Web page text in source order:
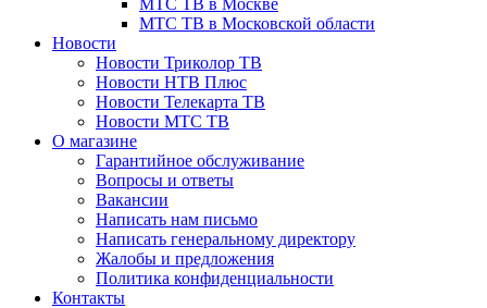
МТС ТВ в Москве
МТС ТВ в Московской области
Новости
Новости Триколор ТВ
Новости НТВ Плюс
Новости Телекарта ТВ
Новости МТС ТВ
О магазине
Гарантийное обслуживание
Вопросы и ответы
Вакансии
Написать нам письмо
Написать генеральному директору
Жалобы и предложения
Политика конфиденциальности
Контакты